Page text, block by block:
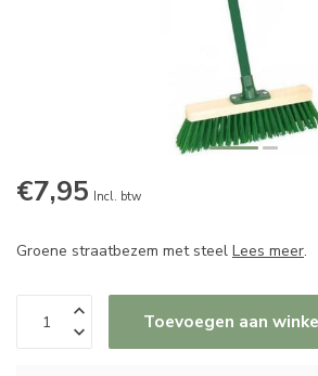
€7,95 Incl. btw
Groene straatbezem met steel Lees meer.
Toevoegen aan